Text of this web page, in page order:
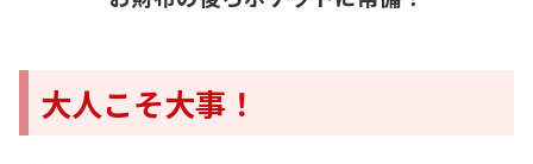
大人こそ大事！